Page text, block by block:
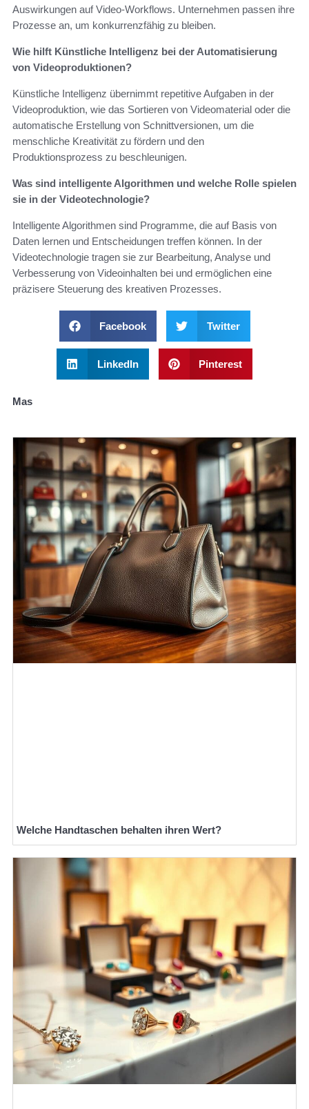
Auswirkungen auf Video-Workflows. Unternehmen passen ihre
Prozesse an, um konkurrenzfähig zu bleiben.
Wie hilft Künstliche Intelligenz bei der Automatisierung
von Videoproduktionen?
Künstliche Intelligenz übernimmt repetitive Aufgaben in der
Videoproduktion, wie das Sortieren von Videomaterial oder die
automatische Erstellung von Schnittversionen, um die
menschliche Kreativität zu fördern und den
Produktionsprozess zu beschleunigen.
Was sind intelligente Algorithmen und welche Rolle spielen
sie in der Videotechnologie?
Intelligente Algorithmen sind Programme, die auf Basis von
Daten lernen und Entscheidungen treffen können. In der
Videotechnologie tragen sie zur Bearbeitung, Analyse und
Verbesserung von Videoinhalten bei und ermöglichen eine
präzisere Steuerung des kreativen Prozesses.
Facebook Twitter
LinkedIn Pinterest
Mas
Welche Handtaschen behalten ihren Wert?